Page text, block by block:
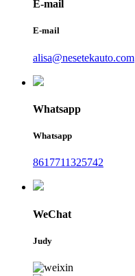
E-mail
E-mail
alisa@nesetekauto.com
Whatsapp
Whatsapp
8617711325742
WeChat
Judy